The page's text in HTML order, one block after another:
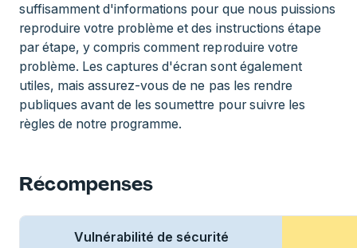
suffisamment d'informations pour que nous puissions
reproduire votre problème et des instructions étape
par étape, y compris comment reproduire votre
problème. Les captures d'écran sont également
utiles, mais assurez-vous de ne pas les rendre
publiques avant de les soumettre pour suivre les
règles de notre programme.
Récompenses
Vulnérabilité de sécurité